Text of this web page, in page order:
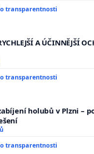
transparentnosti
A ÚČINNĚJŠÍ
transparentnosti
holubů v Plzni –
transparentnosti